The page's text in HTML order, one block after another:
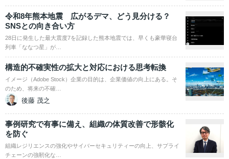
令和8年熊本地震 広がるデマ、どう見分ける？
SNSとの向き合い方
28日に発生した最大震度7を記録した熊本地震では、早くも豪華寝台
列車「ななつ星」が…
構造的不確実性の拡大と対応における思考転換
イメージ（Adobe Stock）企業の目的は、企業価値の向上にある。そ
のため、将来の不確…
後藤 茂之
事例研究で有事に備え、組織の体質改善で形骸化
を防ぐ
組織レジリエンスの強化やサイバーセキュリティーの向上、サプライ
チェーンの強靭化な…